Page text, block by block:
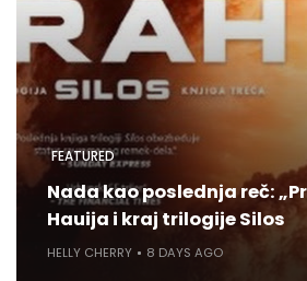
FEATURED
Nada kao poslednja reč:
Hauija i kraj trilogije Silos
HELLY CHERRY 8 DAYS AGO